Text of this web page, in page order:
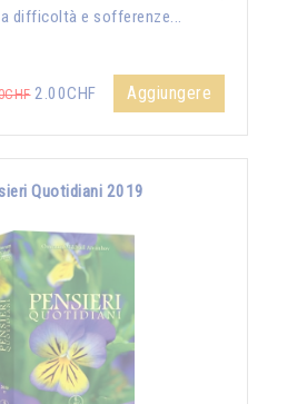
difficoltà e sofferenze...
2.00CHF Aggiungere
Quotidiani 2019